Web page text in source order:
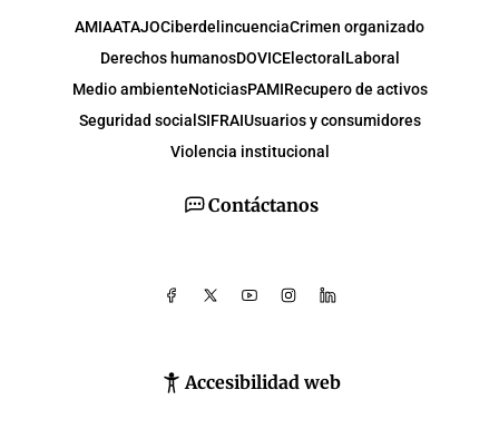
Contáctanos
Accesibilidad web
AMIAATAJOCiberdelincuenciaCrimen organizado
Derechos humanosDOVICElectoral Laboral
Medio ambienteNoticiasPAMIRecupero de activos
Seguridad social SIFRAIUsuarios y consumidores
Violencia institucional